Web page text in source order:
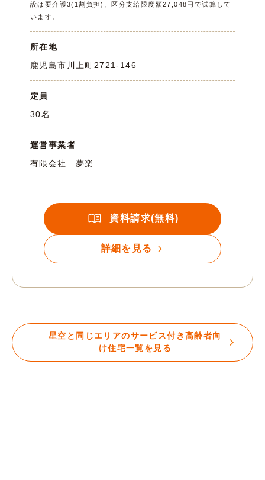
設は要介護3(1割負担)、区分支給限度額27,048円で試算して
います。
所在地
鹿児島市川上町2721-146
定員
30名
運営事業者
有限会社 夢楽
資料請求(無料)
詳細を見る
星空と同じエリアのサービス付き高齢者向
け住宅一覧を見る